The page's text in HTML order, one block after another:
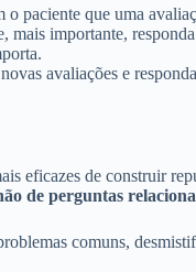
paciente que uma
mais importante,
avaliações e
eficazes de construir
de perguntas
comuns,